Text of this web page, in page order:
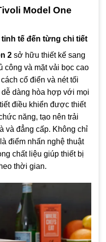
Model One
tế đến từng chi tiết
2 sở hữu thiết kế sang
công và mặt vải bọc cao
cổ điển và nét tối
dàng hòa hợp với mọi
điều khiển được thiết
năng, tạo nên trải
và đẳng cấp. Không chỉ
điểm nhấn nghệ thuật
chất liệu giúp thiết bị
thời gian.